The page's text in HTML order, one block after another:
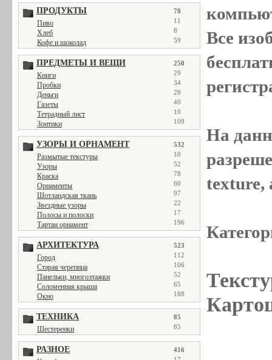
ПРОДУКТЫ 78
Пиво 11
Хлеб 8
Кофе и шоколад 59
ПРЕДМЕТЫ И ВЕЩИ 250
Книги 29
Пробки 34
Деньги 28
Газеты 40
Тетрадный лист 10
Зонтики 109
УЗОРЫ И ОРНАМЕНТ 532
Размытые текстуры 10
Узоры 52
Краска 78
Орнаменты 60
Шотландская ткань 97
Звездные узоры 22
Полосы и полоски 17
Тартан орнамент 196
АРХИТЕКТУРА 523
Город 112
Старая черепица 106
Панельки, многоэтажки 52
Соломенная крыша 65
Окно 188
ТЕХНИКА 85
Шестеренки 85
РАЗНОЕ 416
Все
На
texture,